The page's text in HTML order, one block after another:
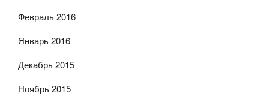
Февраль 2016
Январь 2016
Декабрь 2015
Ноябрь 2015